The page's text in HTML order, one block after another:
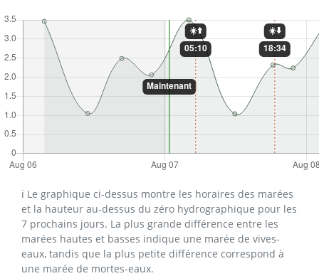
ℹ️ Le graphique ci-dessus montre les horaires des marées
et la hauteur au-dessus du zéro hydrographique pour les
7 prochains jours. La plus grande différence entre les
marées hautes et basses indique une marée de vives-
eaux, tandis que la plus petite différence correspond à
une marée de mortes-eaux.